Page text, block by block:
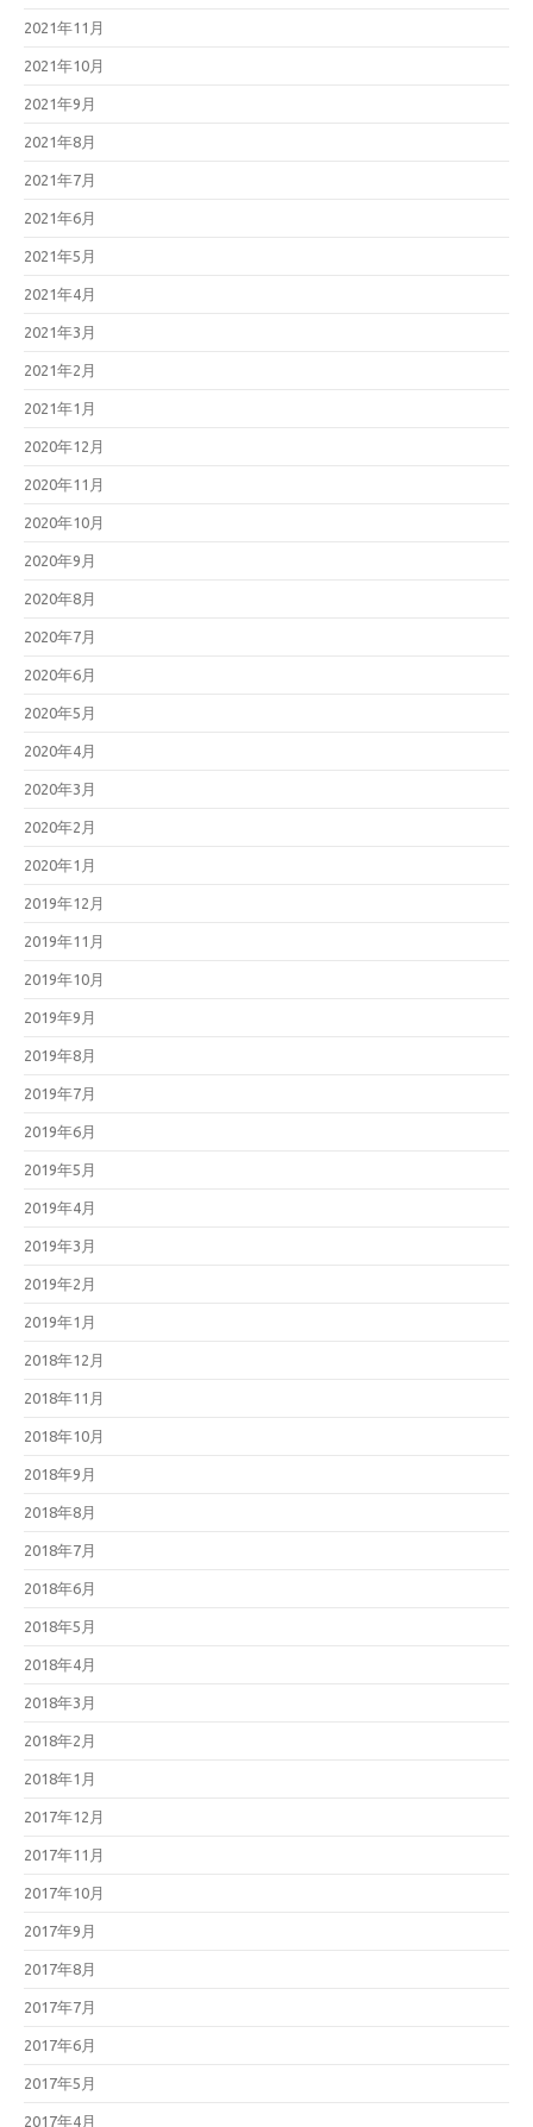
2021年11月
2021年10月
2021年9月
2021年8月
2021年7月
2021年6月
2021年5月
2021年4月
2021年3月
2021年2月
2021年1月
2020年12月
2020年11月
2020年10月
2020年9月
2020年8月
2020年7月
2020年6月
2020年5月
2020年4月
2020年3月
2020年2月
2020年1月
2019年12月
2019年11月
2019年10月
2019年9月
2019年8月
2019年7月
2019年6月
2019年5月
2019年4月
2019年3月
2019年2月
2019年1月
2018年12月
2018年11月
2018年10月
2018年9月
2018年8月
2018年7月
2018年6月
2018年5月
2018年4月
2018年3月
2018年2月
2018年1月
2017年12月
2017年11月
2017年10月
2017年9月
2017年8月
2017年7月
2017年6月
2017年5月
2017年4月